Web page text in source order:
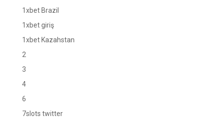
1xbet Brazil
1xbet giriş
1xbet Kazahstan
2
3
4
6
7slots twitter